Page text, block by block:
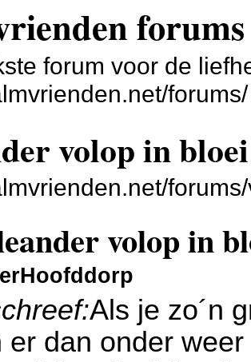
forums
forum voor de
forums/
volop in bloei
volop in
Als je zo´n
er dan onder